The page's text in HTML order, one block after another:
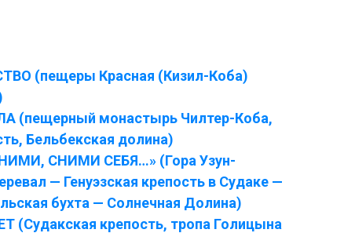
(пещеры Красная (Кизил-Коба)
монастырь Чилтер-Коба,
Бельбекская долина)
СНИМИ СЕБЯ…» (Гора Узун-
— Генуэзская крепость в Судаке —
бухта — Солнечная Долина)
крепость, тропа Голицына